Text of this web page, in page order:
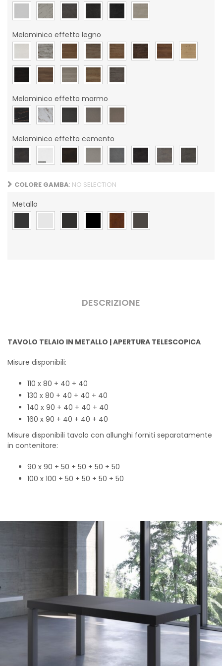
Melaminico effetto legno
Melaminico effetto marmo
Melaminico effetto cemento
COLORE GAMBA: NO SELECTION
Metallo
DESCRIZIONE
TAVOLO TELAIO IN METALLO | APERTURA TELESCOPICA
Misure disponibili:
110 x 80 + 40 + 40
130 x 80 + 40 + 40 + 40
140 x 90 + 40 + 40 + 40
160 x 90 + 40 + 40 + 40
Misure disponibili tavolo con allunghi forniti separatamente
in contenitore:
90 x 90 + 50 + 50 + 50 + 50
100 x 100 + 50 + 50 + 50 + 50